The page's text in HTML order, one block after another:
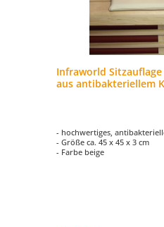
Infraworld
aus antibakteriellem
- hochwertiges,
- Größe ca. 45 x 45 x 3 cm
- Farbe beige